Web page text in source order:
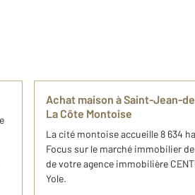
Achat maison à Saint-Jean-
La Côte Montoise
La cité montoise accueille 8 634
Focus sur le marché immobilier
de votre agence immobilière
Yole.